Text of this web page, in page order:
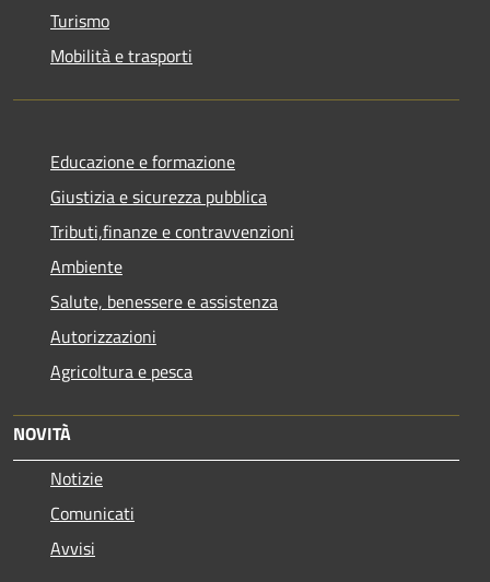
Turismo
Mobilità e trasporti
Educazione e formazione
Giustizia e sicurezza pubblica
Tributi,finanze e contravvenzioni
Ambiente
Salute, benessere e assistenza
Autorizzazioni
Agricoltura e pesca
NOVITÀ
Notizie
Comunicati
Avvisi